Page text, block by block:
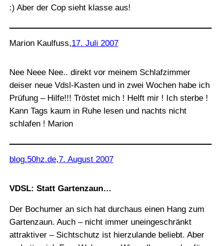
:) Aber der Cop sieht klasse aus!
Marion Kaulfuss,17. Juli 2007
Nee Neee Nee.. direkt vor meinem Schlafzimmer
deiser neue Vdsl-Kasten und in zwei Wochen habe ich
Prüfung – Hilfe!!! Tröstet mich ! Helft mir ! Ich sterbe !
Kann Tags kaum in Ruhe lesen und nachts nicht
schlafen ! Marion
blog.50hz.de,7. August 2007
VDSL: Statt Gartenzaun…
Der Bochumer an sich hat durchaus einen Hang zum
Gartenzaun. Auch – nicht immer uneingeschränkt
attraktiver – Sichtschutz ist hierzulande beliebt. Aber